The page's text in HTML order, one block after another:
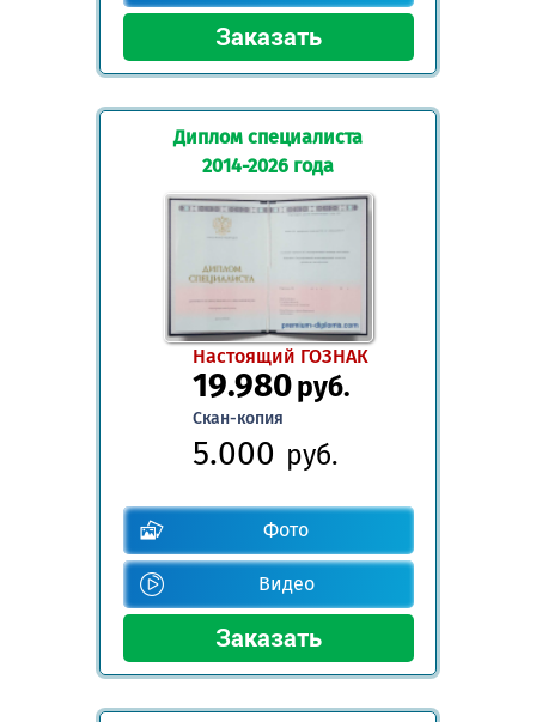
Диплом специалиста
2014-2026 года
Настоящий ГОЗНАК
19.980руб.
Скан-копия
5.000 руб.
Фото
Видео